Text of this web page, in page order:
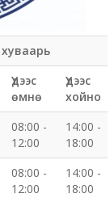
газар
Үдээс
өмнө
Үдээс
хойно
08:00 -
12:00
14:00 -
18:00
08:00 -
12:00
14:00 -
18:00